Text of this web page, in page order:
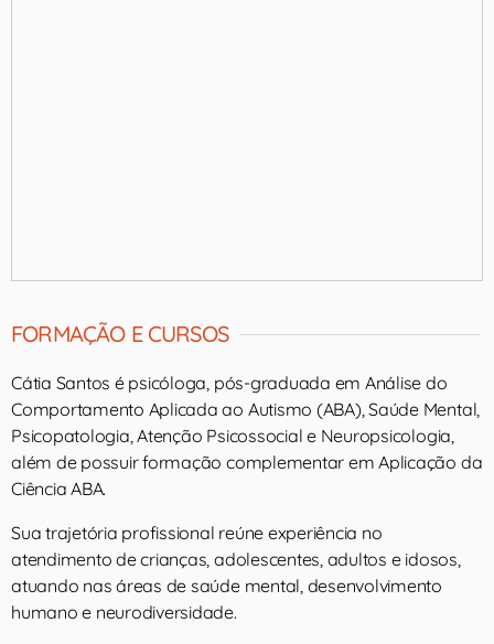
FORMAÇÃO E CURSOS
Cátia Santos é psicóloga, pós-graduada em Análise do
Comportamento Aplicada ao Autismo (ABA), Saúde Mental,
Psicopatologia, Atenção Psicossocial e Neuropsicologia,
além de possuir formação complementar em Aplicação da
Ciência ABA.
Sua trajetória profissional reúne experiência no
atendimento de crianças, adolescentes, adultos e idosos,
atuando nas áreas de saúde mental, desenvolvimento
humano e neurodiversidade.